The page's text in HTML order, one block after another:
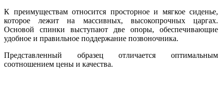
К преимуществам относится просторное и мягкое сиденье,
которое лежит на массивных, высокопрочных царгах.
Основой спинки выступают две опоры, обеспечивающие
удобное и правильное поддержание позвоночника.
Представленный образец отличается оптимальным
соотношением цены и качества.